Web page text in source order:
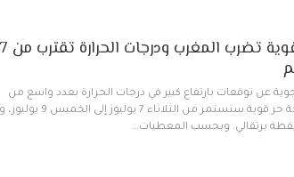
نشرة إنذارية..
عن توقعات بارتفاع كبير في درجات الحرارة بعدد واسع من
مناطق المملكة، محذرة من موجة حر قوية ستستمر من الثلاثاء
برتقالي. وبحسب المعطيات…